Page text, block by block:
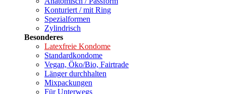
Konturiert / mit Ring
Spezialformen
Zylindrisch
Besonderes
Latexfreie Kondome
Standardkondome
Vegan, Öko/Bio, Fairtrade
Länger durchhalten
Mixpackungen
Für Unterwegs